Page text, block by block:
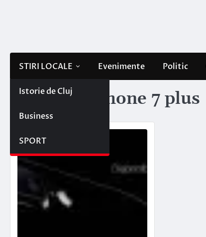
STIRI LOCALE
Istorie de Cluj
Business
SPORT
Evenimente Politic
Etichetă: iphone 7 plus